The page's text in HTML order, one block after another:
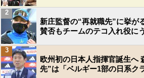
新庄監督の“再就職先”に挙が
賛否もチームのテコ入れ役に
2
欧州初の日本人指揮官誕生へ
先”は「ベルギー1部の日系ク
3